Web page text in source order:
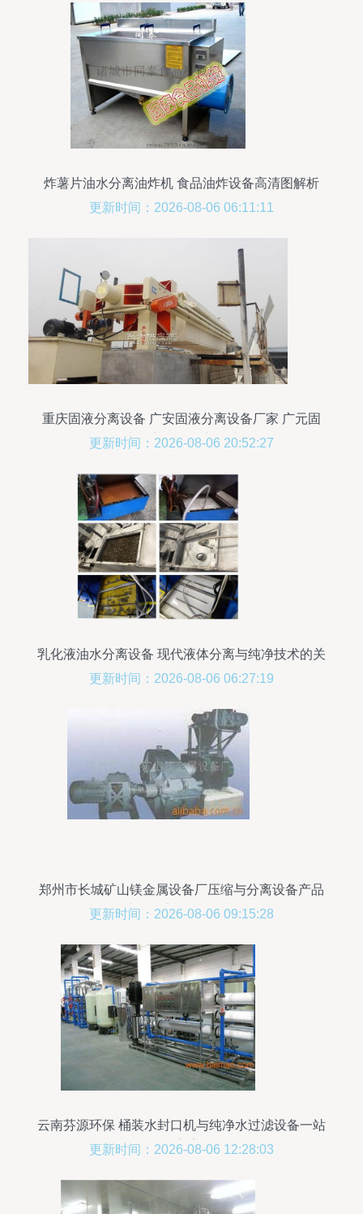
炸薯片油水分离油炸机 食品油炸设备高清图解析
更新时间：2026-08-06 06:11:11
重庆固液分离设备 广安固液分离设备厂家 广元固
液分离设备厂家图片
更新时间：2026-08-06 20:52:27
乳化液油水分离设备 现代液体分离与纯净技术的关
键支柱
更新时间：2026-08-06 06:27:19
郑州市长城矿山镁金属设备厂压缩与分离设备产品
及液体分离纯净设备概览
更新时间：2026-08-06 09:15:28
云南芬源环保 桶装水封口机与纯净水过滤设备一站
式方案
更新时间：2026-08-06 12:28:03